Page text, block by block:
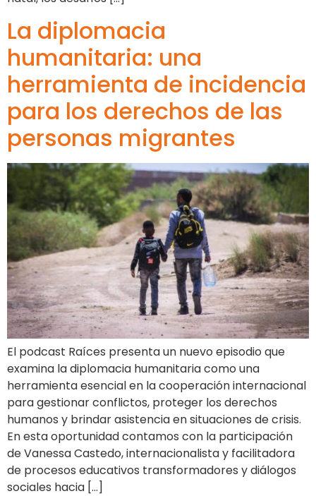
La diplomacia
humanitaria: una
herramienta de incidencia
para los derechos de las
personas migrantes
El podcast Raíces presenta un nuevo episodio que
examina la diplomacia humanitaria como una
herramienta esencial en la cooperación internacional
para gestionar conflictos, proteger los derechos
humanos y brindar asistencia en situaciones de crisis.
En esta oportunidad contamos con la participación
de Vanessa Castedo, internacionalista y facilitadora
de procesos educativos transformadores y diálogos
sociales hacia […]